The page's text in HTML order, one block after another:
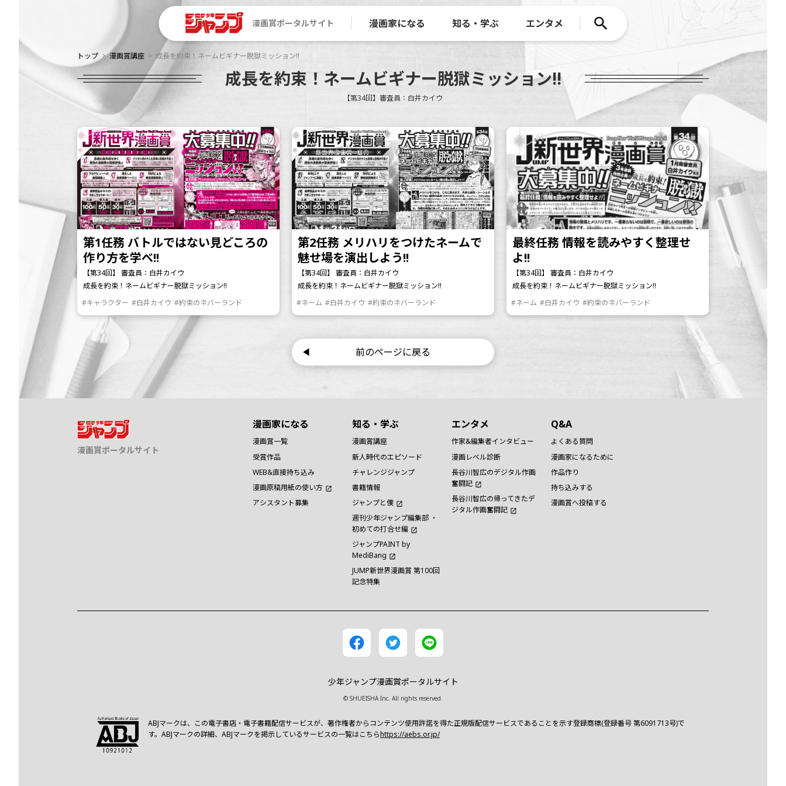
漫画賞ポータルサイト 漫画家になる 知る・学ぶ エンタメ
トップ 漫画賞講座 成長を約束！ネームビギナー脱獄ミッション!!
成長を約束！ネームビギナー脱獄ミッション!!
【第34回】審査員：白井カイウ
第1任務 バトルではない見どころの
作り方を学べ!!
【第34回】 審査員：白井カイウ
成長を約束！ネームビギナー脱獄ミッション!!
#キャラクター #白井カイウ #約束のネバーランド
第2任務 メリハリをつけたネームで
魅せ場を演出しよう!!
【第34回】 審査員：白井カイウ
成長を約束！ネームビギナー脱獄ミッション!!
#ネーム #白井カイウ #約束のネバーランド
最終任務 情報を読みやすく整理せ
よ!!
【第34回】 審査員：白井カイウ
成長を約束！ネームビギナー脱獄ミッション!!
#ネーム #白井カイウ #約束のネバーランド
前のページに戻る
漫画賞ポータルサイト
漫画家になる
漫画賞一覧
受賞作品
WEB&直接持ち込み
漫画原稿用紙の使い方
アシスタント募集
知る・学ぶ
漫画賞講座
新人時代のエピソード
チャレンジジャンプ
書籍情報
ジャンプと僕
週刊少年ジャンプ編集部 ・
初めての打合せ編
ジャンプPAINT by
MediBang
JUMP新世界漫画賞 第100回
記念特集
エンタメ
作家&編集者インタビュー
漫画レベル診断
長谷川智広のデジタル作画
奮闘記
長谷川智広の帰ってきたデ
ジタル作画奮闘記
Q&A
よくある質問
漫画家になるために
作品作り
持ち込みする
漫画賞へ投稿する
少年ジャンプ漫画賞ポータルサイト
© SHUEISHA Inc. All rights reserved.
ABJマークは、この電子書店・電子書籍配信サービスが、著作権者からコンテンツ使用許諾を得た正規版配信サービスであることを示す登録商標(登録番号 第6091713号)で
す。ABJマークの詳細、ABJマークを掲示しているサービスの一覧はこちらhttps://aebs.or.jp/